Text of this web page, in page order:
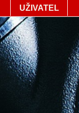
UŽIVATEL